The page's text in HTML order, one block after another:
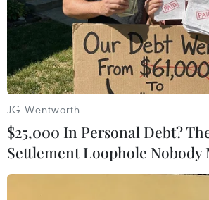
JG Wentworth
$25,000 In Personal Debt?
Settlement Loophole Nobody